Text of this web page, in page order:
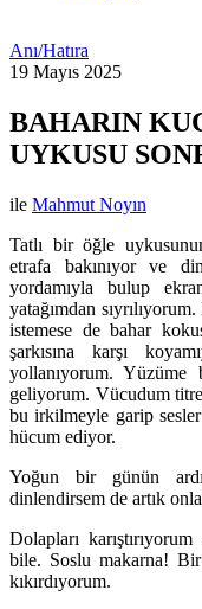
Anı/Hatıra
19 Mayıs 2025
BAHARIN
UYKUSU
ile Mahmut Noyın
Tatlı bir öğle
etrafa bakınıyor ve
yordamıyla bulup
yatağımdan
istemese de bahar
şarkısına karşı
yollanıyorum. Yüzüme
geliyorum. Vücudum
bu irkilmeyle garip sesler
hücum ediyor.
Yoğun bir günün
dinlendirsem de artık
Dolapları
bile. Soslu makarna!
kıkırdıyorum.